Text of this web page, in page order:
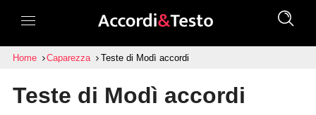
Home Caparezza Teste di Modì accordi
Teste di Modì accordi